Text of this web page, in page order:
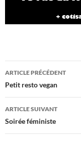
Navigation
des
articles
ARTICLE PRÉCÉDENT
Petit resto vegan
ARTICLE SUIVANT
Soirée féministe